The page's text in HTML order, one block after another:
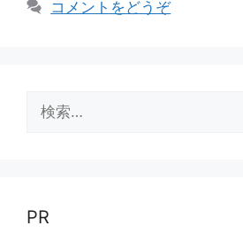
コメントをどうぞ
索:
PR